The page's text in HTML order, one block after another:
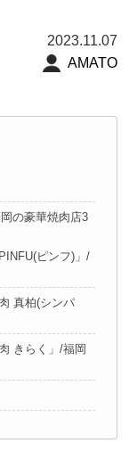
2023.11.07
AMATO
の豪華焼肉店3
ピンフ)」/
真柏(シンパ
きらく」/福岡